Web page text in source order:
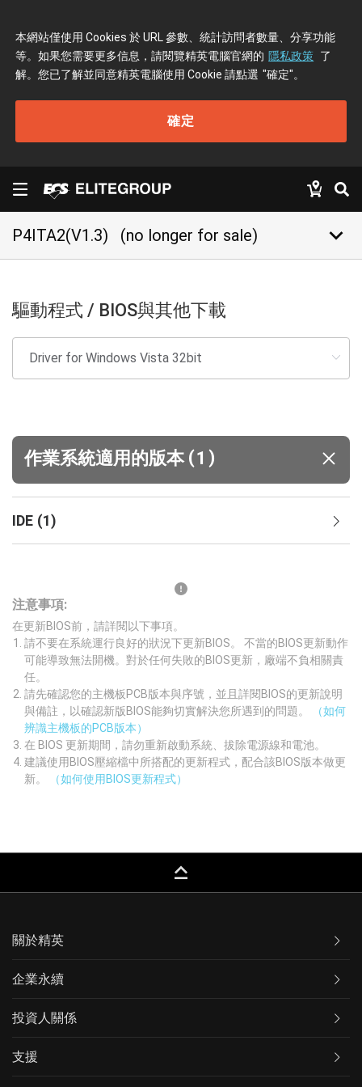
本網站僅使用 Cookies 於 URL 參數、統計訪問者數量、分享功能
等。如果您需要更多信息，請閱覽精英電腦官網的 隱私政策 了
解。您已了解並同意精英電腦使用 Cookie 請點選 "確定"。
確定
P4ITA2(V1.3) (no longer for sale) keyboard_arrow_down
驅動程式 / BIOS與其他下載
作業系統適用的版本 (1 )
IDE (1)
注意事項:
在更新BIOS前，請詳閱以下事項。
請不要在系統運行良好的狀況下更新BIOS。 不當的BIOS更新動作
可能導致無法開機。對於任何失敗的BIOS更新，廠端不負相關責
任。
請先確認您的主機板PCB版本與序號，並且詳閱BIOS的更新說明
與備註，以確認新版BIOS能夠切實解決您所遇到的問題。
（如何
辨識主機板的PCB版本）
在 BIOS 更新期間，請勿重新啟動系統、拔除電源線和電池。
建議使用BIOS壓縮檔中所搭配的更新程式，配合該BIOS版本做更
新。
（如何使用BIOS更新程式）
keyboard_capslock
關於精英
企業永續
投資人關係
支援